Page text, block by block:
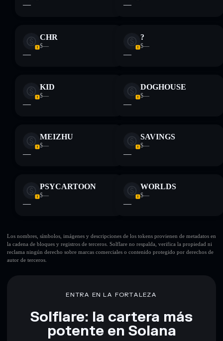
— —
CHR
$—
—
?
$—
—
KID
$—
—
DOGHOUSE
$—
—
MEIZHU
$—
—
SAVINGS
$—
—
PSYCARTOON
$—
—
WORLDS
$—
—
Los nombres, símbolos, imágenes y descripciones de los tokens provienen de metadatos en
la cadena de bloques y registros de terceros. Solflare no respalda, verifica la propiedad ni
reclama ningún derecho sobre marcas comerciales o contenido protegido por derechos de
autor de terceros.
ENTRA EN LA FORTALEZA
Solflare: la cartera más
potente en Solana